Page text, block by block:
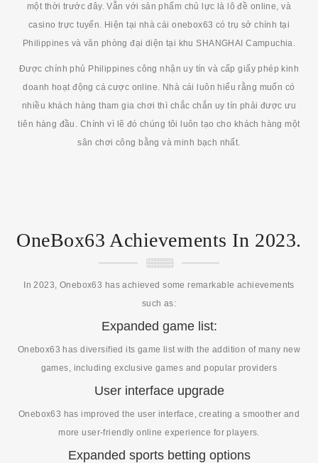
một thời trước đây. Vẫn với sản phẩm chủ lực là lô đề online, và
casino trực tuyến. Hiện tại nhà cái onebox63 có trụ sở chính tại
Philippines và văn phòng đại diện tại khu SHANGHAI Campuchia.
Được chính phủ Philippines công nhận uy tín và cấp giấy phép kinh
doanh hoạt động cá cược online. Nhà cái luôn hiểu rằng muốn có
nhiều khách hàng tham gia chơi thì chắc chắn uy tín phải được ưu
tiên hàng đầu. Chính vì lẽ đó chúng tôi luôn tạo cho khách hàng một
sân chơi công bằng và minh bạch nhất.
OneBox63 Achievements In 2023.
In 2023, Onebox63 has achieved some remarkable achievements
such as:
Expanded game list:
Onebox63 has diversified its game list with the addition of many new
games, including exclusive games and popular providers
User interface upgrade
Onebox63 has improved the user interface, creating a smoother and
more user-friendly online experience for players.
Expanded sports betting options